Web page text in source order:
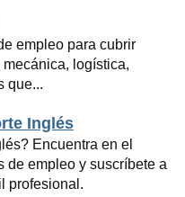
empleo para cubrir
logística,
que...
Inglés
Encuentra en el
de empleo y suscríbete a
profesional.